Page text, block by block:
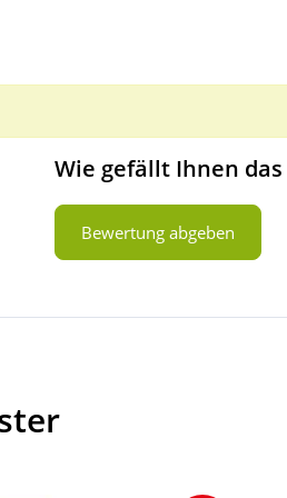
Wie gefällt Ihnen
Bewertung abgeben